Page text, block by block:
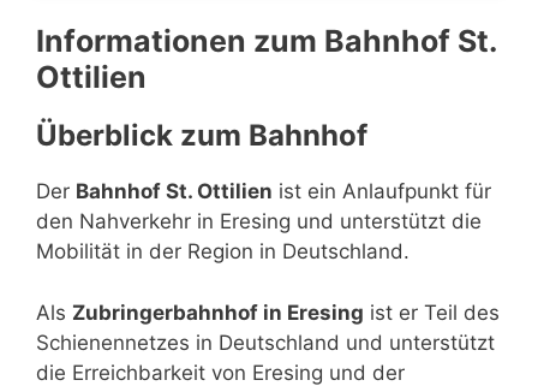
Informationen zum Bahnhof St.
Ottilien
Überblick zum Bahnhof
Der Bahnhof St. Ottilien ist ein Anlaufpunkt für
den Nahverkehr in Eresing und unterstützt die
Mobilität in der Region in Deutschland.
Als Zubringerbahnhof in Eresing ist er Teil des
Schienennetzes in Deutschland und unterstützt
die Erreichbarkeit von Eresing und der